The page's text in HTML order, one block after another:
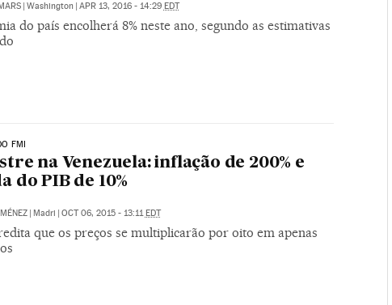
Washington APR 13, 2016 - 14:29 EDT
do país encolherá 8% neste ano, segundo as estimativas
FMI
na Venezuela: inflação de 200% e
do PIB de 10%
| Madri | OCT 06, 2015 - 13:11EDT
que os preços se multiplicarão por oito em apenas